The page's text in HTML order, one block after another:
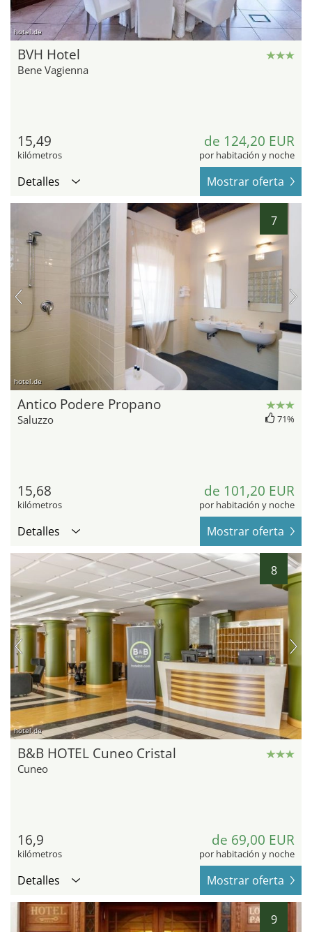
hotel.de
BVH Hotel
Bene Vagienna
15,49
kilómetros
de 124,20 EUR
por habitación y noche
Detalles Mostrar oferta
7
hotel.de
Antico Podere Propano
Saluzzo 71%
15,68
kilómetros
de 101,20 EUR
por habitación y noche
Detalles Mostrar oferta
8
hotel.de
B&B HOTEL Cuneo Cristal
Cuneo
16,9
kilómetros
de 69,00 EUR
por habitación y noche
Detalles Mostrar oferta
9